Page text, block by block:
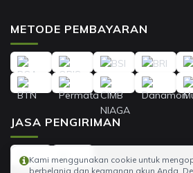
METODE PEMBAYARAN
JASA PENGIRIMAN
Kami menggunakan cookie untuk
berbelanja dan keamanan akun Anda.